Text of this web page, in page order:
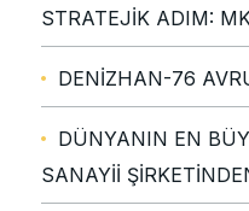
STRATEJİK ADIM:
DENİZHAN-76
DÜNYANIN EN
SANAYİİ